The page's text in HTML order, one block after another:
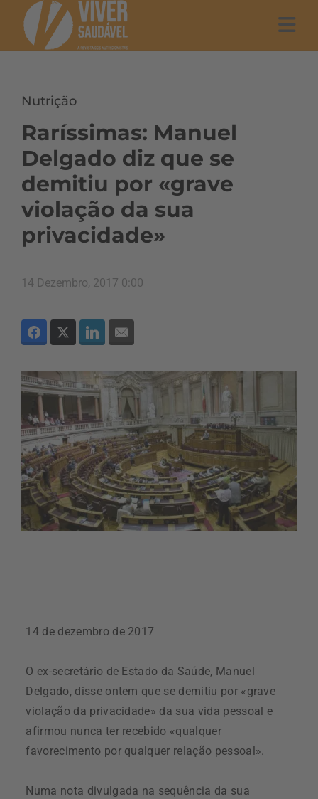
Nutrição
Raríssimas: Manuel
Delgado diz que se
demitiu por «grave
violação da sua
privacidade»
14 Dezembro, 2017 0:00
14 de dezembro de 2017
O ex-secretário de Estado da Saúde, Manuel
Delgado, disse ontem que se demitiu por «grave
violação da privacidade» da sua vida pessoal e
afirmou nunca ter recebido «qualquer
favorecimento por qualquer relação pessoal».
Numa nota divulgada na sequência da sua